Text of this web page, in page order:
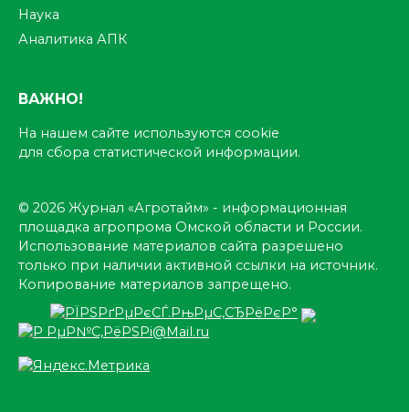
Наука
Аналитика АПК
ВАЖНО!
На нашем сайте используются cookie
для сбора статистической информации.
© 2026 Журнал «Агротайм» - информационная
площадка агропрома Омской области и России.
Использование материалов сайта разрешено
только при наличии активной ссылки на источник.
Копирование материалов запрещено.